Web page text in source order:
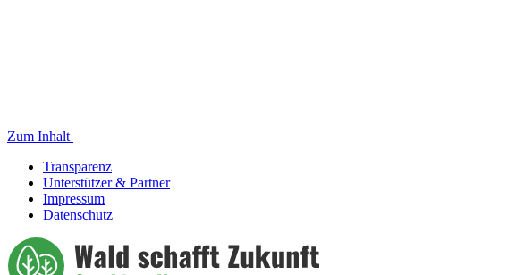
Zum Inhalt
Transparenz
Unterstützer & Partner
Impressum
Datenschutz